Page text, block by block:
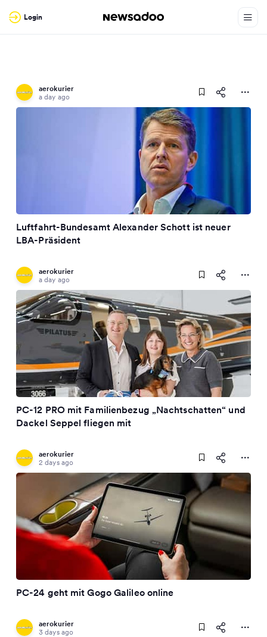
Login
aerokurier
a day ago
Luftfahrt-Bundesamt Alexander Schott ist neuer
LBA-Präsident
aerokurier
a day ago
PC-12 PRO mit Familienbezug „Nachtschatten“ und
Dackel Seppel fliegen mit
aerokurier
2 days ago
PC-24 geht mit Gogo Galileo online
aerokurier
3 days ago